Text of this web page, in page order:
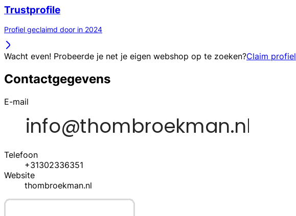
Trustprofile
Profiel geclaimd door in 2024
Wacht even! Probeerde je net je eigen webshop op te zoeken?Claim profiel
Contactgegevens
E-mail
Telefoon
+31302336351
Website
thombroekman.nl